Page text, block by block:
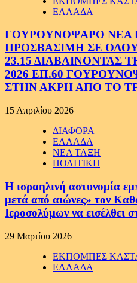
ΕΛΛΑΔΑ
ΓΟΥΡΟΥΝΟΨΑΡΟ
ΠΡΟΣΒΑΣΙΜΗ ΣΕ
23.15 ΔΙΑΒΑΙΝΟΝΤΑΣ
2026 ΕΠ.60
ΣΤΗΝ ΑΚΡΗ ΑΠΟ ΤΟ
15 Απριλίου 2026
ΔΙΑΦΟΡΑ
ΕΛΛΑΔΑ
ΝΕΑ ΤΑΞΗ
ΠΟΛΙΤΙΚΗ
Η ισραηλινή αστυνομία
μετά από αιώνες» τον
Ιεροσολύμων να εισέλθει
29 Μαρτίου 2026
ΕΚΠΟΜΠΕΣ
ΕΛΛΑΔΑ